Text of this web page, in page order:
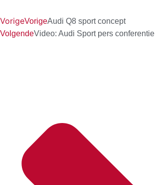
VorigeVorigeAudi Q8 sport concept
VolgendeVideo: Audi Sport pers conferentie